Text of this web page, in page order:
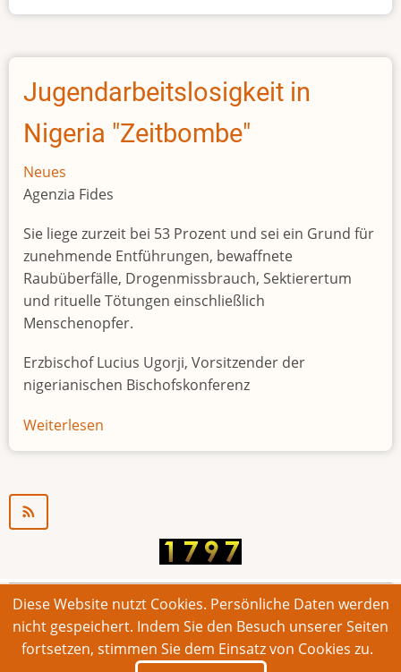
Afrikas
Größe
Jugendarbeitslosigkeit in
Nigeria "Zeitbombe"
Neues
Agenzia Fides
Sie liege zurzeit bei 53 Prozent und sei ein Grund für
zunehmende Entführungen, bewaffnete
Raubüberfälle, Drogenmissbrauch, Sektierertum
und rituelle Tötungen einschließlich
Menschenopfer.
Erzbischof Lucius Ugorji, Vorsitzender der
nigerianischen Bischofskonferenz
Weiterlesen
Jugendarbeitslosigkeit
© 2026 Bonner Aufruf. Alle Rechte vorbehalten.
Footer
Impressum Kontakt Intern
Diese Website nutzt Cookies. Persönliche Daten werden
nicht gespeichert. Indem Sie den Besuch unserer Seiten
fortsetzen, stimmen Sie dem Einsatz von Cookies zu.